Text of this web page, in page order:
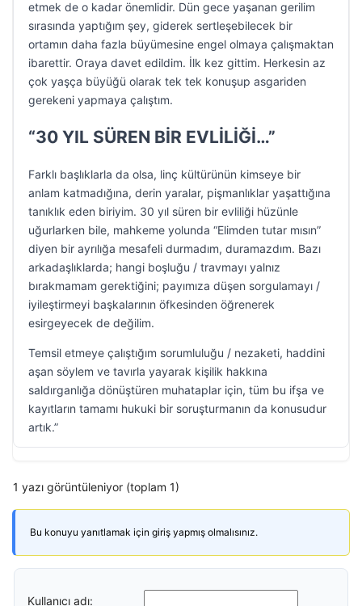
etmek de o kadar önemlidir. Dün gece yaşanan gerilim
sırasında yaptığım şey, giderek sertleşebilecek bir
ortamın daha fazla büyümesine engel olmaya çalışmaktan
ibarettir. Oraya davet edildim. İlk kez gittim. Herkesin az
çok yaşça büyüğü olarak tek tek konuşup asgariden
gerekeni yapmaya çalıştım.
“30 YIL SÜREN BİR EVLİLİĞİ…”
Farklı başlıklarla da olsa, linç kültürünün kimseye bir
anlam katmadığına, derin yaralar, pişmanlıklar yaşattığına
tanıklık eden biriyim. 30 yıl süren bir evliliği hüzünle
uğurlarken bile, mahkeme yolunda “Elimden tutar mısın”
diyen bir ayrılığa mesafeli durmadım, duramazdım. Bazı
arkadaşlıklarda; hangi boşluğu / travmayı yalnız
bırakmamam gerektiğini; payımıza düşen sorgulamayı /
iyileştirmeyi başkalarının öfkesinden öğrenerek
esirgeyecek de değilim.
Temsil etmeye çalıştığım sorumluluğu / nezaketi, haddini
aşan söylem ve tavırla yayarak kişilik hakkına
saldırganlığa dönüştüren muhataplar için, tüm bu ifşa ve
kayıtların tamamı hukuki bir soruşturmanın da konusudur
artık.”
1 yazı görüntüleniyor (toplam 1)
Bu konuyu yanıtlamak için giriş yapmış olmalısınız.
Kullanıcı adı: